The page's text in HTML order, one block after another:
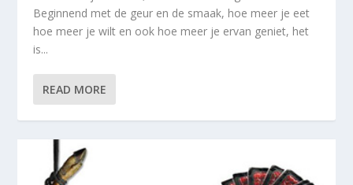
Beginnend met de geur en de smaak, hoe meer je eet
hoe meer je wilt en ook hoe meer je ervan geniet, het
is...
READ MORE